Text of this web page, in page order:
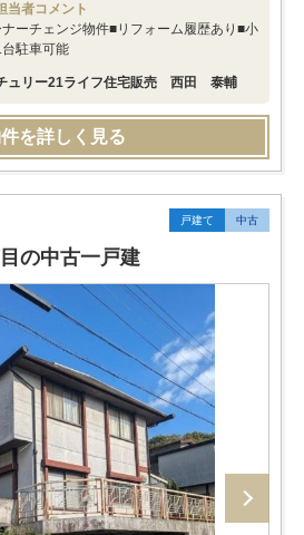
当者コメント
ーチェンジ物件■リフォーム履歴あり■小
駐車可能
ュリー21ライフ住宅販売 西田 泰輔
を詳しく見る
戸建て 中古
の中古一戸建